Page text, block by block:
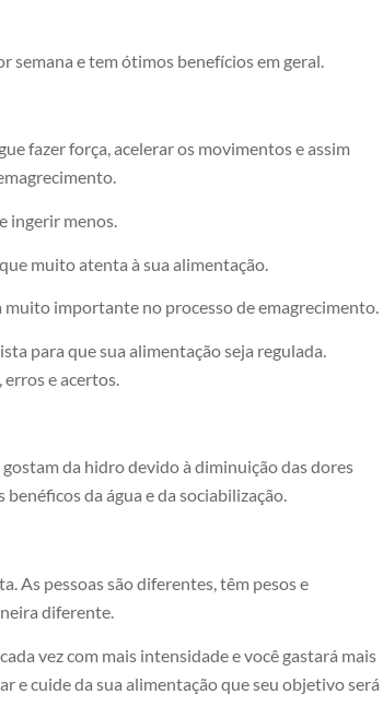
semana e tem ótimos benefícios em geral.
fazer força, acelerar os movimentos e assim
ingerir menos.
muito atenta à sua alimentação.
importante no processo de emagrecimento.
para que sua alimentação seja regulada.
e acertos.
da hidro devido à diminuição das dores
da água e da sociabilização.
As pessoas são diferentes, têm pesos e
diferente.
vez com mais intensidade e você gastará mais
e cuide da sua alimentação que seu objetivo será